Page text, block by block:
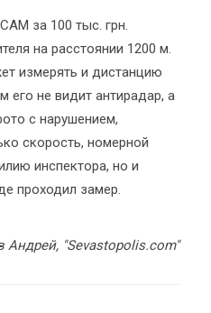
за 100 тыс. грн.
на расстоянии 1200 м.
измерять и дистанцию
его не видит антирадар, а
с нарушением,
скорость, номерной
инспектора, но и
проходил замер.
Андрей, "Sevastopolis.com"